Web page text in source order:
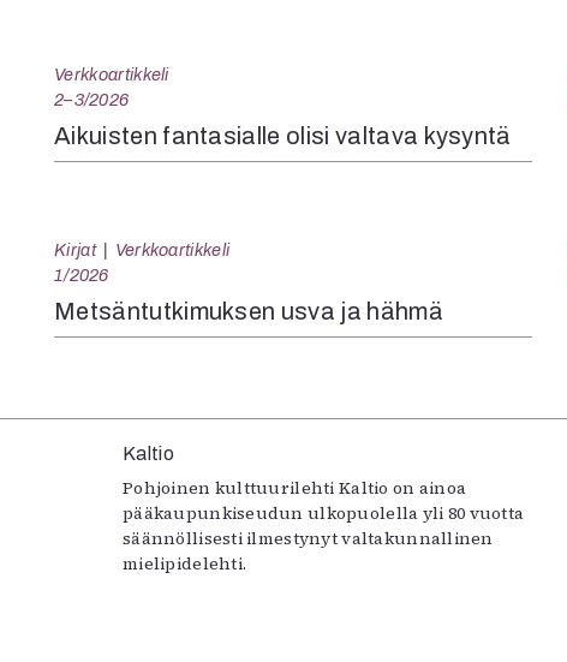
Verkkoartikkeli
2–3/2026
Aikuisten fantasialle olisi valtava kysyntä
Kirjat
Verkkoartikkeli
1/2026
Metsäntutkimuksen usva ja hähmä
Kaltio
Pohjoinen kulttuurilehti Kaltio on ainoa
pääkaupunkiseudun ulkopuolella yli 80 vuotta
säännöllisesti ilmestynyt valtakunnallinen
mielipidelehti.